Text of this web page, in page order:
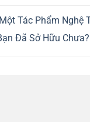
Tác Phẩm Nghệ
Đã Sở Hữu Chưa?